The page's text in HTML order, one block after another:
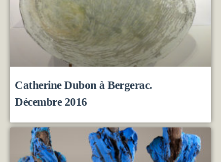
Catherine Dubon à Bergerac.
Décembre 2016